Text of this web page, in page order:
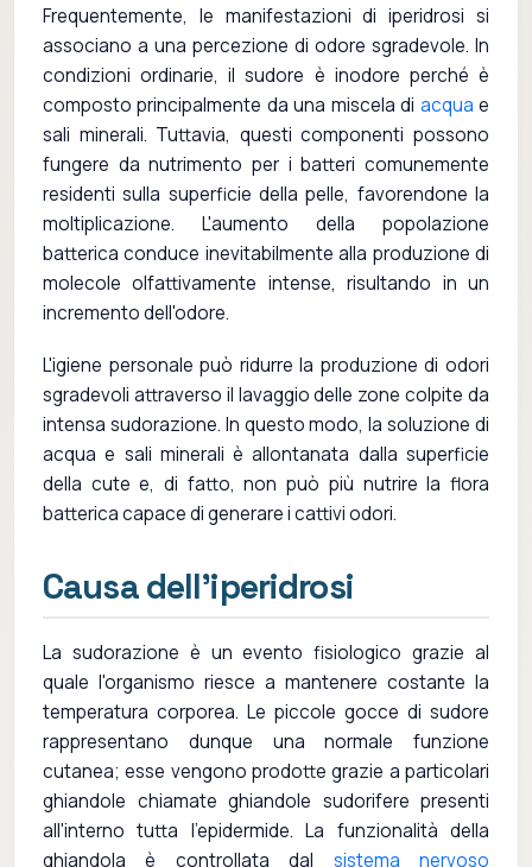
Frequentemente, le manifestazioni di iperidrosi si
associano a una percezione di odore sgradevole. In
condizioni ordinarie, il sudore è inodore perché è
composto principalmente da una miscela di acqua e
sali minerali. Tuttavia, questi componenti possono
fungere da nutrimento per i batteri comunemente
residenti sulla superficie della pelle, favorendone la
moltiplicazione. L'aumento della popolazione
batterica conduce inevitabilmente alla produzione di
molecole olfattivamente intense, risultando in un
incremento dell'odore.
L'igiene personale può ridurre la produzione di odori
sgradevoli attraverso il lavaggio delle zone colpite da
intensa sudorazione. In questo modo, la soluzione di
acqua e sali minerali è allontanata dalla superficie
della cute e, di fatto, non può più nutrire la flora
batterica capace di generare i cattivi odori.
Causa dell'iperidrosi
La sudorazione è un evento fisiologico grazie al
quale l'organismo riesce a mantenere costante la
temperatura corporea. Le piccole gocce di sudore
rappresentano dunque una normale funzione
cutanea; esse vengono prodotte grazie a particolari
ghiandole chiamate ghiandole sudorifere presenti
all'interno tutta l'epidermide. La funzionalità della
ghiandola è controllata dal sistema nervoso